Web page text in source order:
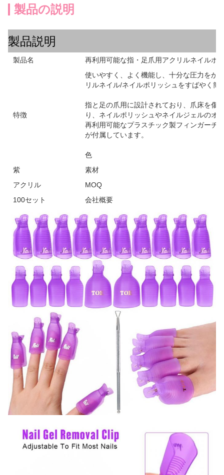
製品の説明
製品説明
製品名 再利用可能な指・足爪用アクリルネイルポ
特徴
使いやすく、よく機能し、十分な圧力をか
リルネイル/ネイルポリッシュをすばやく簡
指と足の爪用に設計されており、爪床を傷
り、ネイルポリッシュやネイルジェルのオ
再利用可能なプラスチック製フィンガーチ
が付属しています。
色
紫
素材
アクリル
MOQ
100セット
会社概要